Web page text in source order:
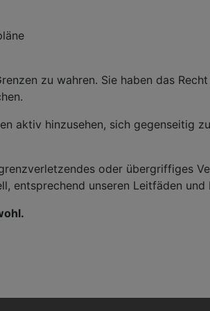
zu wahren. Sie haben das
aktiv hinzusehen, sich gegenseitig
oder übergriffiges
entsprechend unseren Leitfäden